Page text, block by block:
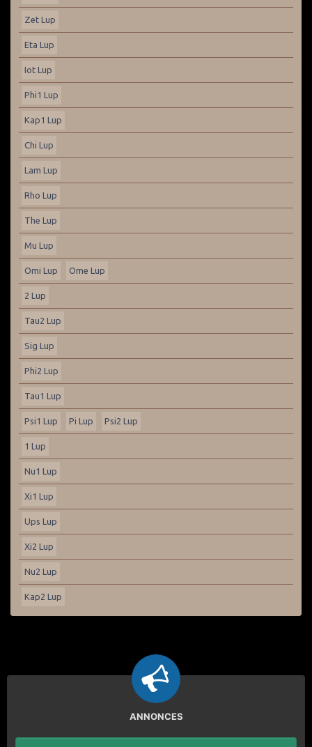
Zet Lup
Eta Lup
Iot Lup
Phi1 Lup
Kap1 Lup
Chi Lup
Lam Lup
Rho Lup
The Lup
Mu Lup
Omi Lup Ome Lup
2 Lup
Tau2 Lup
Sig Lup
Phi2 Lup
Tau1 Lup
Psi1 Lup Pi Lup Psi2 Lup
1 Lup
Nu1 Lup
Xi1 Lup
Ups Lup
Xi2 Lup
Nu2 Lup
Kap2 Lup
ANNONCES